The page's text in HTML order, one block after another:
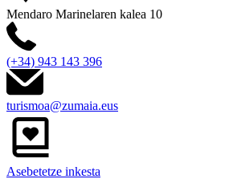
Mendaro Marinelaren kalea 10
(+34) 943 143 396
turismoa@zumaia.eus
Asebetetze inkesta